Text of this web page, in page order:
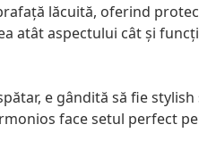
lăcuită, oferind
atât aspectului cât și
e gândită să fie
face setul perfect